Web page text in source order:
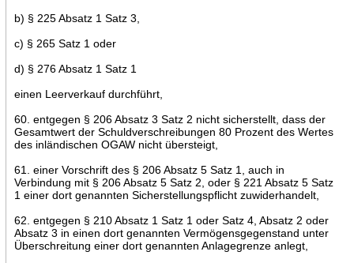
b) § 225 Absatz 1 Satz 3,
c) § 265 Satz 1 oder
d) § 276 Absatz 1 Satz 1
einen Leerverkauf durchführt,
60. entgegen § 206 Absatz 3 Satz 2 nicht sicherstellt, dass der
Gesamtwert der Schuldverschreibungen 80 Prozent des Wertes
des inländischen OGAW nicht übersteigt,
61. einer Vorschrift des § 206 Absatz 5 Satz 1, auch in
Verbindung mit § 206 Absatz 5 Satz 2, oder § 221 Absatz 5 Satz
1 einer dort genannten Sicherstellungspflicht zuwiderhandelt,
62. entgegen § 210 Absatz 1 Satz 1 oder Satz 4, Absatz 2 oder
Absatz 3 in einen dort genannten Vermögensgegenstand unter
Überschreitung einer dort genannten Anlagegrenze anlegt,